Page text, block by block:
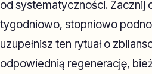
od systematyczności. Zacznij
tygodniowo, stopniowo
uzupełnisz ten rytuał o
odpowiednią regenerację,